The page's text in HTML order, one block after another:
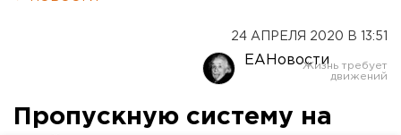
24 АПРЕЛЯ 2020 В 13:51
ЕАНовости
Пропускную систему на